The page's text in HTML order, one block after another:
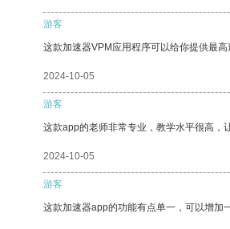
游客
这款加速器VPM应用程序可以给你提供最
2024-10-05
游客
这款app的老师非常专业，教学水平很高，
2024-10-05
游客
这款加速器app的功能有点单一，可以增加